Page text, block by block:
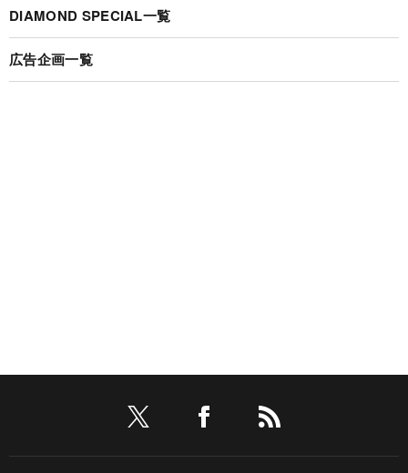
DIAMOND SPECIAL一覧
広告企画一覧